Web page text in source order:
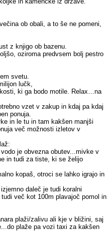
ob obali, a to še ne pomeni,
z knjigo ob bazenu.
oziroma predvsem bolj pestro
svetu.
lučk,
ki ga bodo motile. Relax…na
vzet v zakup in kdaj pa kdaj
ponuja.
in le tu in tam kakšen manjši
več možnosti izletov v
je obvezna obutev...mivke v
in tudi za tiste, ki se želijo
kopaš, otroci se lahko igrajo in
daleč je tudi koralni
več kot 100m plavajoč pomol in
plaži/zalivu ali kje v bližini, saj
plaže pa vozi taxi za kakšen